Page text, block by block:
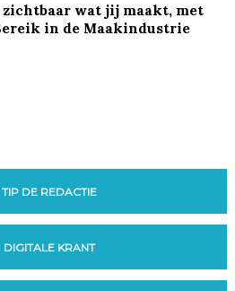
wat jij maakt, met
in de Maakindustrie
TIP DE REDACTIE
DIGITALE KRANT